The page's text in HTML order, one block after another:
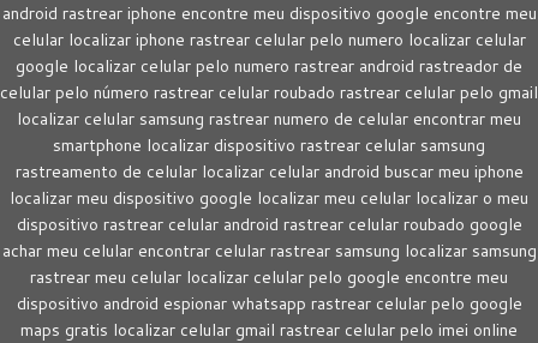
android rastrear iphone encontre meu dispositivo google encontre meu
celular localizar iphone rastrear celular pelo numero localizar celular
google localizar celular pelo numero rastrear android rastreador de
celular pelo número rastrear celular roubado rastrear celular pelo gmail
localizar celular samsung rastrear numero de celular encontrar meu
smartphone localizar dispositivo rastrear celular samsung
rastreamento de celular localizar celular android buscar meu iphone
localizar meu dispositivo google localizar meu celular localizar o meu
dispositivo rastrear celular android rastrear celular roubado google
achar meu celular encontrar celular rastrear samsung localizar samsung
rastrear meu celular localizar celular pelo google encontre meu
dispositivo android espionar whatsapp rastrear celular pelo google
maps gratis localizar celular gmail rastrear celular pelo imei online